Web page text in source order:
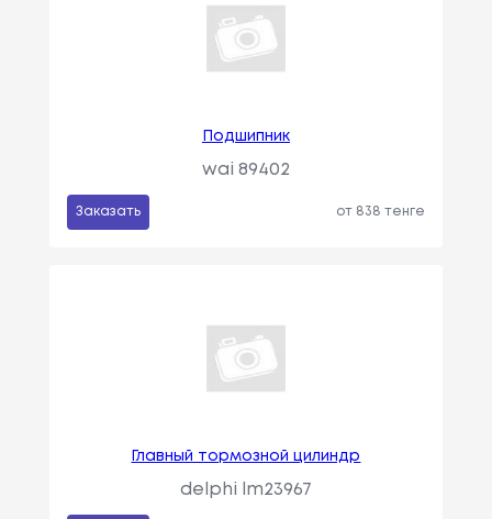
Подшипник
wai 89402
Заказать от 838 тенге
Главный тормозной цилиндр
delphi lm23967